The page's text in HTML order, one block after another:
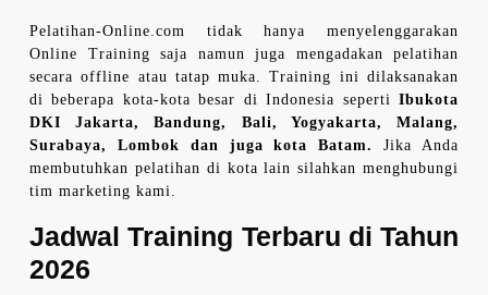
Pelatihan-Online.com tidak hanya menyelenggarakan
Online Training saja namun juga mengadakan pelatihan
secara offline atau tatap muka. Training ini dilaksanakan
di beberapa kota-kota besar di Indonesia seperti Ibukota
DKI Jakarta, Bandung, Bali, Yogyakarta, Malang,
Surabaya, Lombok dan juga kota Batam.
Jika Anda
membutuhkan pelatihan di kota lain silahkan menghubungi
tim marketing kami.
Jadwal Training Terbaru di Tahun
2026